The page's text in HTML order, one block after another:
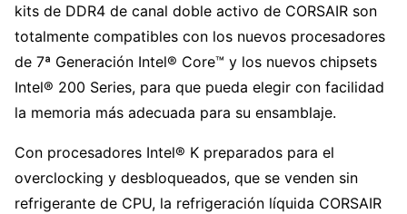
kits de DDR4 de canal doble activo de CORSAIR son
totalmente compatibles con los nuevos procesadores
de 7ª Generación Intel® Core™ y los nuevos chipsets
Intel® 200 Series, para que pueda elegir con facilidad
la memoria más adecuada para su ensamblaje.
Con procesadores Intel® K preparados para el
overclocking y desbloqueados, que se venden sin
refrigerante de CPU, la refrigeración líquida CORSAIR